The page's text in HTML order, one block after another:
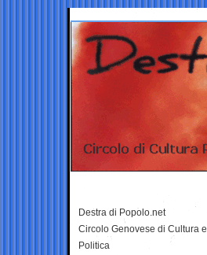
Destra di Popolo.net
Circolo Genovese di Cultura e
Politica